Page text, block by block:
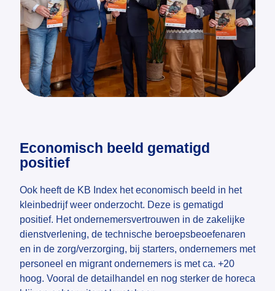
Economisch beeld gematigd
positief
Ook heeft de KB Index het economisch beeld in het
kleinbedrijf weer onderzocht. Deze is gematigd
positief. Het ondernemersvertrouwen in de zakelijke
dienstverlening, de technische beroepsbeoefenaren
en in de zorg/verzorging, bij starters, ondernemers met
personeel en migrant ondernemers is met ca. +20
hoog. Vooral de detailhandel en nog sterker de horeca